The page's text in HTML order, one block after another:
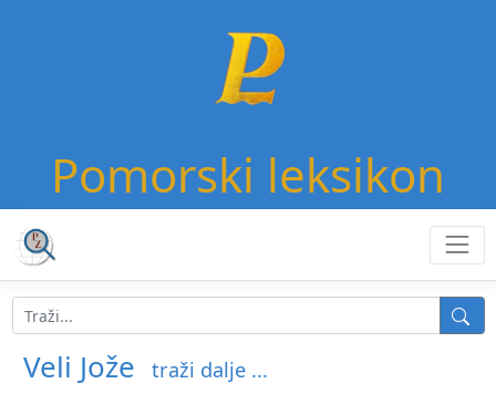
Pomorski leksikon
Veli Jože traži dalje ...